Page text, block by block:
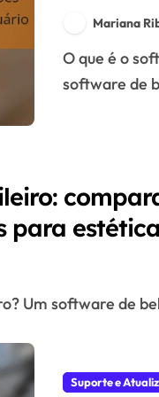
usuário
Mariana
O que é o software de beleza brasileiro? O
software de
para
Um software de
Suporte e